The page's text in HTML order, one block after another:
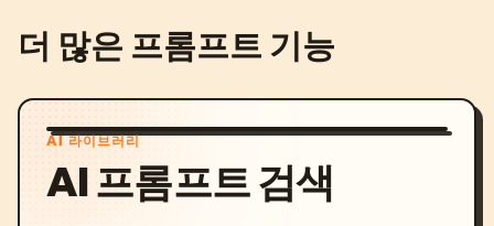
더 많은 프롬프트 기능
AI 라이브러리
AI 프롬프트 검색